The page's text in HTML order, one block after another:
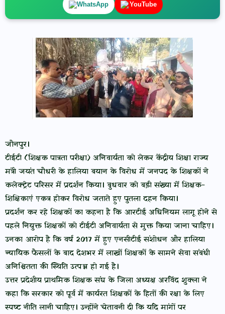
WhatsApp YouTube
जौनपुर।
टीईटी (शिक्षक पात्रता परीक्षा) अनिवार्यता को लेकर केंद्रीय शिक्षा राज्य
मंत्री जयंत चौधरी के हालिया बयान के विरोध में जनपद के शिक्षकों ने
कलेक्ट्रेट परिसर में प्रदर्शन किया। बुधवार को बड़ी संख्या में शिक्षक-
शिक्षिकाएं एकत्र होकर विरोध जताते हुए पुतला दहन किया।
प्रदर्शन कर रहे शिक्षकों का कहना है कि आरटीई अधिनियम लागू होने से
पहले नियुक्त शिक्षकों को टीईटी अनिवार्यता से मुक्त किया जाना चाहिए।
उनका आरोप है कि वर्ष 2017 में हुए एनसीटीई संशोधन और हालिया
न्यायिक फैसलों के बाद देशभर में लाखों शिक्षकों के सामने सेवा संबंधी
अनिश्चितता की स्थिति उत्पन्न हो गई है।
उत्तर प्रदेशीय प्राथमिक शिक्षक संघ के जिला अध्यक्ष अरविंद शुक्ला ने
कहा कि सरकार को पूर्व में कार्यरत शिक्षकों के हितों की रक्षा के लिए
स्पष्ट नीति लानी चाहिए। उन्होंने चेतावनी दी कि यदि मांगों पर